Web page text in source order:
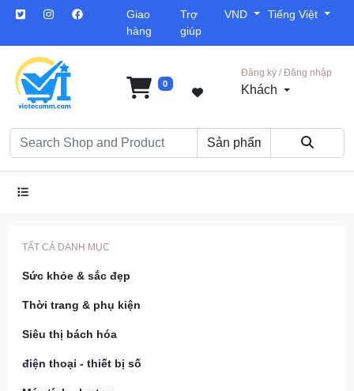
Giao
hàng
Trợ
giúp
VND Tiếng Việt
0
Đăng ký / Đăng nhập
Khách
TẤT CẢ DANH MỤC
Sức khỏe & sắc đẹp
Thời trang & phụ kiện
Siêu thị bách hóa
điện thoại - thiết bị số